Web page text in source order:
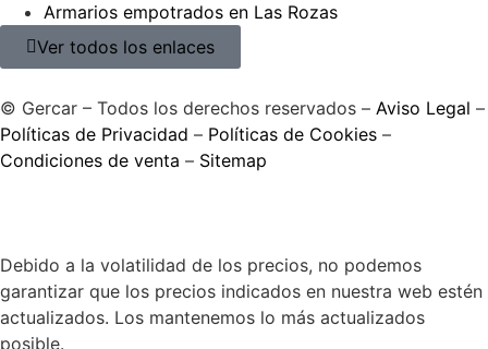
Armarios empotrados en Las Rozas
Ver todos los enlaces
© Gercar – Todos los derechos reservados – Aviso Legal –
Políticas de Privacidad – Políticas de Cookies –
Condiciones de venta – Sitemap
Debido a la volatilidad de los precios, no podemos
garantizar que los precios indicados en nuestra web estén
actualizados. Los mantenemos lo más actualizados
posible.